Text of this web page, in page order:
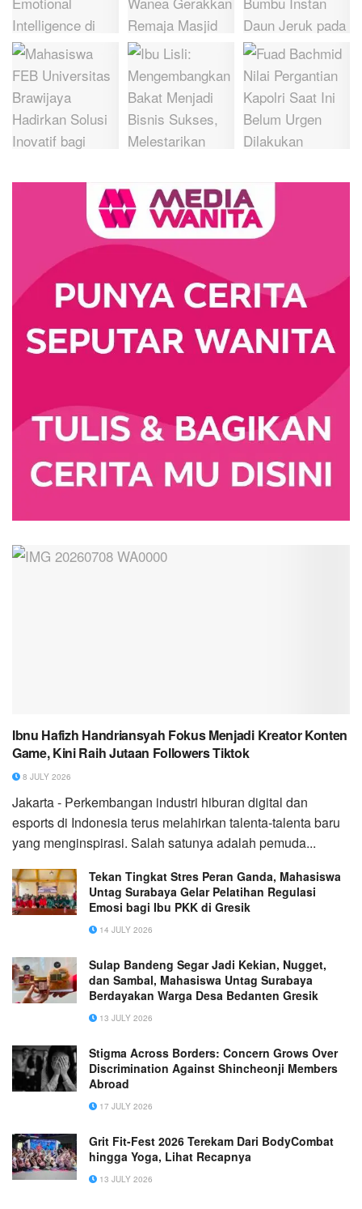
Ibnu Hafizh Handriansyah Fokus Menjadi Kreator Konten
Game, Kini Raih Jutaan Followers Tiktok
8 JULY 2026
​Jakarta - Perkembangan industri hiburan digital dan
esports di Indonesia terus melahirkan talenta-talenta baru
yang menginspirasi. Salah satunya adalah pemuda...
Tekan Tingkat Stres Peran Ganda, Mahasiswa
Untag Surabaya Gelar Pelatihan Regulasi
Emosi bagi Ibu PKK di Gresik
14 JULY 2026
Sulap Bandeng Segar Jadi Kekian, Nugget,
dan Sambal, Mahasiswa Untag Surabaya
Berdayakan Warga Desa Bedanten Gresik
13 JULY 2026
Stigma Across Borders: Concern Grows Over
Discrimination Against Shincheonji Members
Abroad
17 JULY 2026
Grit Fit-Fest 2026 Terekam Dari BodyCombat
hingga Yoga, Lihat Recapnya
13 JULY 2026